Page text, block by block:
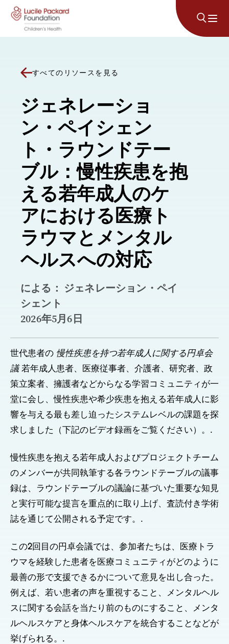
コンテンツにスキップ
すべてのリソースを見る
ジェネレーショ
ン・ペイシェン
ト・ラウンドテー
ブル：慢性疾患を抱
える若年成人のケ
アにおける医療ト
ラウマとメンタル
ヘルスへの対応
による： ジェネレーション・ペイ
シェント
2026年5月6日
世代患者の 慢性疾患を持つ若年成人に関する円卓会
議若年成人患者、医療従事者、介護者、研究者、政
策立案者、擁護者などからなる学習コミュニティが一
堂に会し、慢性疾患や希少疾患を抱える若年成人に影
響を与える最も差し迫ったシステムレベルの課題を探
求しました（下記のビデオ録画をご覧ください）。.
慢性疾患を抱える若年成人およびプロジェクトチーム
のメンバーが共同執筆する各ラウンドテーブルの議事
録は、ラウンドテーブルの議論に基づいた重要な知見
と実行可能な提言を重点的に取り上げ、査読付き学術
誌を通じて公開される予定です。.
この2回目の円卓会議では、参加者たちは、医療トラ
ウマを経験した患者を医療コミュニティがどのように
最善の形で支援できるかについて意見を出し合った。
例えば、若い患者の声を重視すること、メンタルヘル
スに関する会話を当たり前のものにすること、メンタ
ルヘルスケアと身体ヘルスケアを統合することなどが
挙げられる。.